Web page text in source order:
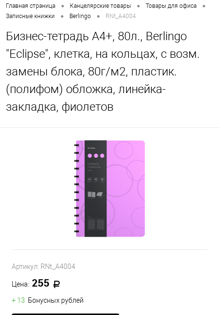
Главная страница • Канцелярские товары • Товары для офиса •
Записные книжки • Berlingo • RNt_A4004
Бизнес-тетрадь А4+, 80л., Berlingo
"Eclipse", клетка, на кольцах, с возм.
замены блока, 80г/м2, пластик.
(полифом) обложка, линейка-
закладка, фиолетов
Артикул: RNt_A4004
Цена: 255
+ 13 Бонусных рублей